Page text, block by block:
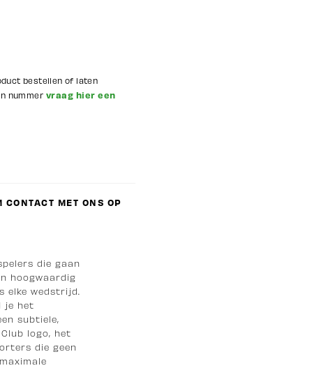
bestellen of laten
nummer vraag hier een
CONTACT MET ONS OP
die gaan
hoogwaardig
elke wedstrijd.
je het
subtiele,
logo, het
die geen